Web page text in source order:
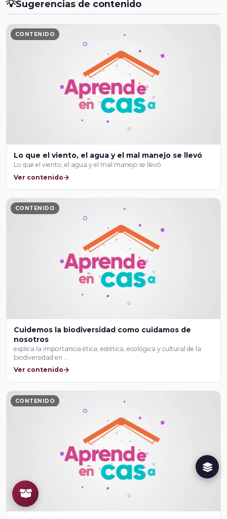
💡Sugerencias de contenido
CONTENIDO
Lo que el viento, el agua y el mal manejo se llevó
Lo que el viento, el agua y el mal manejo se llevó
Ver contenido
CONTENIDO
Cuidemos la biodiversidad como cuidamos de
nosotros
explica la importancia ética, estética, ecológica y cultural de la
biodiversidad en …
Ver contenido
CONTENIDO